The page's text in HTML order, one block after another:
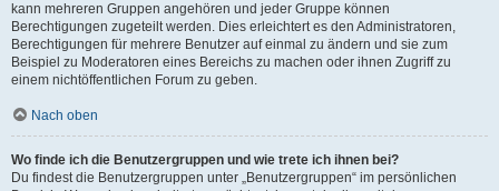
kann mehreren Gruppen angehören und jeder Gruppe können
Berechtigungen zugeteilt werden. Dies erleichtert es den Administratoren,
Berechtigungen für mehrere Benutzer auf einmal zu ändern und sie zum
Beispiel zu Moderatoren eines Bereichs zu machen oder ihnen Zugriff zu
einem nichtöffentlichen Forum zu geben.
Nach oben
Wo finde ich die Benutzergruppen und wie trete ich ihnen bei?
Du findest die Benutzergruppen unter „Benutzergruppen“ im persönlichen